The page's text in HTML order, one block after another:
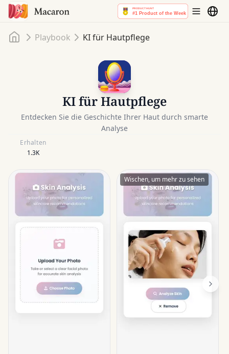
Startseite
Playbook KI für Hautpflege
KI für Hautpflege
Entdecken Sie die Geschichte Ihrer Haut durch smarte
Analyse
Erhalten
1.3K
Wischen, um mehr zu sehen